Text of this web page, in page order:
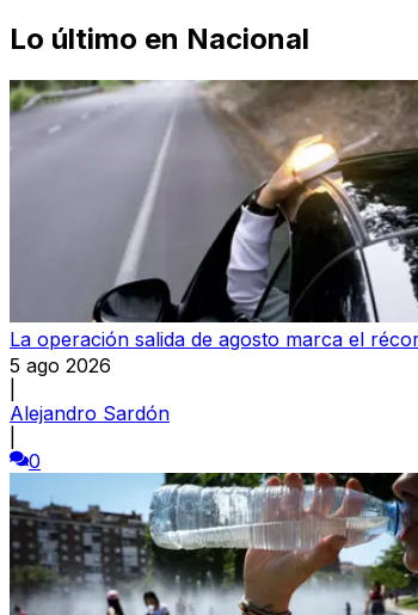
Lo último en Nacional
La operación salida de agosto marca el
5 ago 2026
Alejandro Sardón
0